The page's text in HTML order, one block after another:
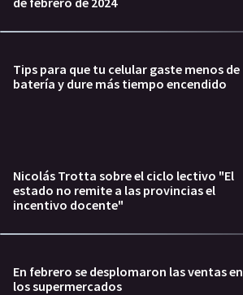
Tips para que tu celular gaste menos de
batería y dure más tiempo encendido
Nicolás Trotta sobre el ciclo lectivo "El
estado no remite a las provincias el
incentivo docente"
En febrero se desplomaron las ventas en
los supermercados